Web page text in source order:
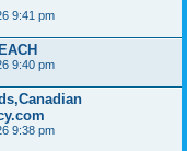
9:41 pm
9:40 pm
9:38 pm